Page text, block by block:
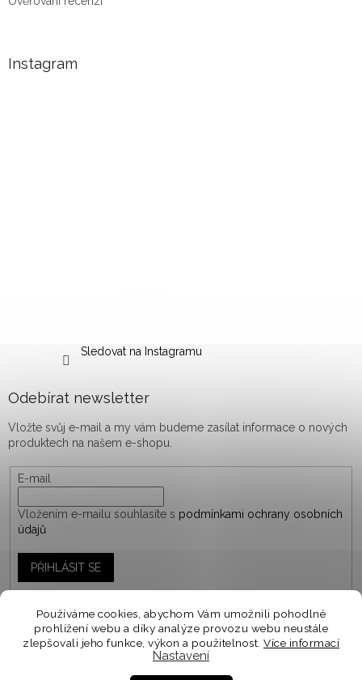
Používáme cookies, abychom Vám umožnili pohodlné
prohlížení webu a díky analýze provozu webu neustále
zlepšovali jeho funkce, výkon a použitelnost. Více informací
Nastavení
Personalizované objednávky vyrábíme a odesíláme do
Instagram
Sledovat na Instagramu
Odebírat newsletter
Vložte svůj e-mail a my vám budeme zasílat informace o nových
produktech na našem e-shopu.
E-mail
Vložením e-mailu souhlasíte s podmínkami ochrany osobních
údajů
PŘIHLÁSIT SE
Vytvořil Shoptet